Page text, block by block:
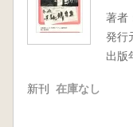
著者
発行
出版
新刊 在庫なし